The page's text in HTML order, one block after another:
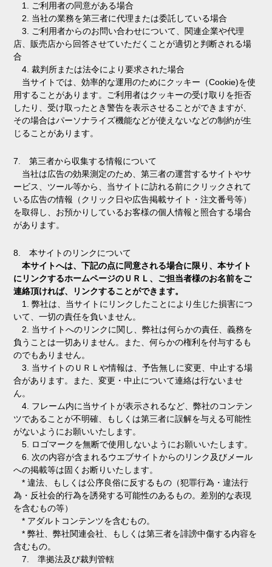
1. ご利用者の同意がある場合
2. 当社の業務を第三者に代理または委託している場合
3. ご利用者からのお問い合わせについて、関連企業や代理
店、販売店から回答させていただくことが適切と判断される場
合
4. 裁判所または法令により要求された場合
当サイトでは、効率的な運用のためにクッキー（Cookie)を使
用することがあります。ご利用者はクッキーの受け取りを拒否
したり、受け取ったとき警告を表示させることができますが、
その場合はパーソナライズ機能などが使えないなどの制約が生
じることがあります。
7. 第三者から収集する情報について
当社は広告の効果測定のため、第三者の運営するサイトやサ
ービス、ツール等から、当サイトに訪れる前にクリックされて
いる広告の情報（クリック日や広告掲載サイト・注文番号等）
を取得し、お預かりしているお客様の個人情報と照合する場合
があります。
8. 本サイトのリンクについて
本サイトへは、下記の点に同意される場合に限り、本サイト
にリンクするホームページのＵＲＬ、ご担当者様のお名前をご
連絡頂ければ、リンクすることができます。
1. 弊社は、当サイトにリンクしたことにより生じた損害につ
いて、一切の責任を負いません。
2. 当サイトへのリンクに関し、弊社は何らかの責任、義務を
負うことは一切ありません。また、何らかの権利を付与するも
のでもありません。
3. 当サイトのＵＲＬや情報は、予告無しに変更、中止する場
合があります。また、変更・中止について連絡は行ないませ
ん。
4. フレーム内に当サイトが表示されるなど、弊社のコンテン
ツであることが不明確、もしくは第三者に誤解を与える可能性
がないようにお願いいたします。
5. ロゴマークを無断で使用しないようにお願いいたします。
6. 次の内容が含まれるウエブサイトからのリンク及びメール
への掲載等は固くお断りいたします。
* 違法、もしくは公序良俗に反するもの（犯罪行為・違法行
為・反社会的行為を誘発する可能性のあるもの。差別的な表現
を含むもの等）
* アダルトコンテンツを含むもの。
* 弊社、弊社関連会社、もしくは第三者を誹謗中傷する内容を
含むもの。
7. 準拠法及び裁判管轄